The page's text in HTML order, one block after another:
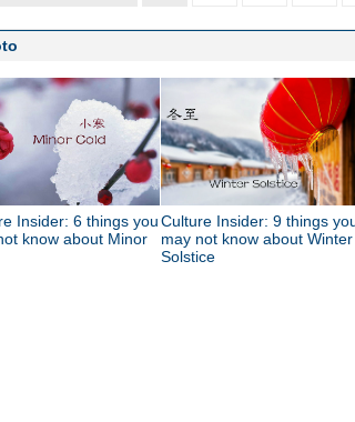
Insider: 6 things you
know about Minor
Culture Insider: 9 things
may not know about Winter
Solstice